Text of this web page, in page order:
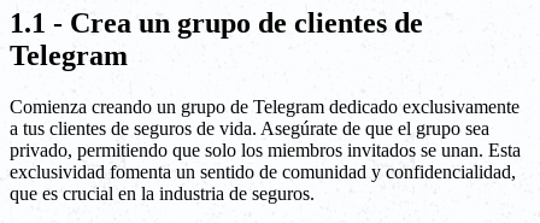
1.1 - Crea un grupo de clientes de
Telegram
Comienza creando un grupo de Telegram dedicado exclusivamente
a tus clientes de seguros de vida. Asegúrate de que el grupo sea
privado, permitiendo que solo los miembros invitados se unan. Esta
exclusividad fomenta un sentido de comunidad y confidencialidad,
que es crucial en la industria de seguros.